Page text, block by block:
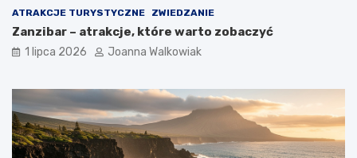
ATRAKCJE TURYSTYCZNE ZWIEDZANIE
Zanzibar – atrakcje, które warto zobaczyć
1 lipca 2026 Joanna Walkowiak